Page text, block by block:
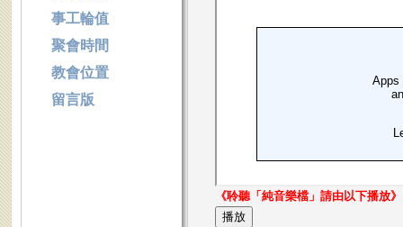
《聆聽「純音樂檔」請由以下播放》
事工輪值
聚會時間
教會位置
留言版